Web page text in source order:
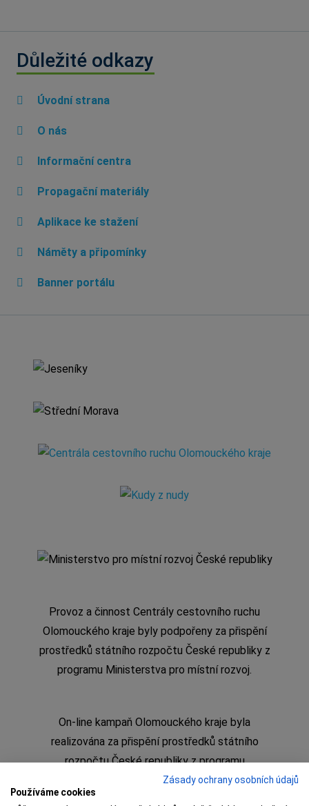
Důležité odkazy
Úvodní strana
O nás
Informační centra
Propagační materiály
Aplikace ke stažení
Náměty a připomínky
Banner portálu
Provoz a činnost Centrály cestovního ruchu
Olomouckého kraje byly podpořeny za přispění
prostředků státního rozpočtu České republiky z
programu Ministerstva pro místní rozvoj.
On-line kampaň Olomouckého kraje byla
realizována za přispění prostředků státního
rozpočtu České republiky z programu
Ministerstva pro místní rozvojZásady ochrany osobních údajů
Používáme cookies